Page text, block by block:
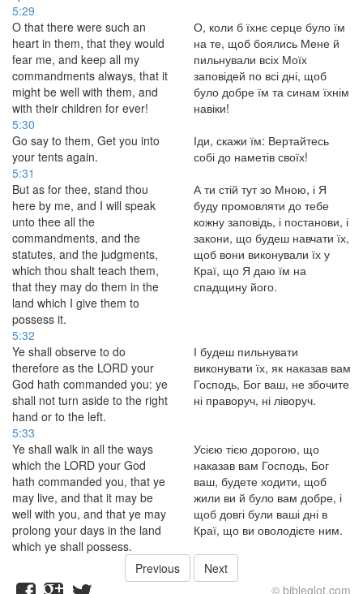
5:29
O that there were such an
heart in them, that they would
fear me, and keep all my
commandments always, that it
might be well with them, and
with their children for ever!
О, коли б їхнє серце було їм
на те, щоб боялись Мене й
пильнували всіх Моїх
заповідей по всі дні, щоб
було добре їм та синам їхнім
навіки!
5:30
Go say to them, Get you into
your tents again.
Іди, скажи їм: Вертайтесь
собі до наметів своїх!
5:31
But as for thee, stand thou
here by me, and I will speak
unto thee all the
commandments, and the
statutes, and the judgments,
which thou shalt teach them,
that they may do them in the
land which I give them to
possess it.
А ти стій тут зо Мною, і Я
буду промовляти до тебе
кожну заповідь, і постанови, і
закони, що будеш навчати їх,
щоб вони виконували їх у
Краї, що Я даю їм на
спадщину його.
5:32
Ye shall observe to do
therefore as the LORD your
God hath commanded you: ye
shall not turn aside to the right
hand or to the left.
І будеш пильнувати
виконувати їх, як наказав вам
Господь, Бог ваш, не збочите
ні праворуч, ні ліворуч.
5:33
Ye shall walk in all the ways
which the LORD your God
hath commanded you, that ye
may live, and that it may be
well with you, and that ye may
prolong your days in the land
which ye shall possess.
Усією тією дорогою, що
наказав вам Господь, Бог
ваш, будете ходити, щоб
жили ви й було вам добре, і
щоб довгі були ваші дні в
Краї, що ви оволодієте ним.
Previous
Next
© bibleglot.com